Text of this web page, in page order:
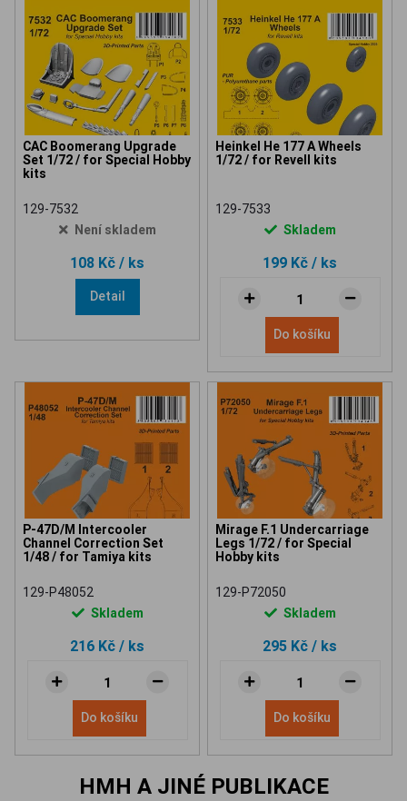
CAC Boomerang Upgrade
Set 1/72 / for Special Hobby
kits
129-7532
Není skladem
108 Kč / ks
Detail
Heinkel He 177 A Wheels
1/72 / for Revell kits
129-7533
Skladem
199 Kč / ks
Do košíku
P-47D/M Intercooler
Channel Correction Set
1/48 / for Tamiya kits
129-P48052
Skladem
216 Kč / ks
Do košíku
Mirage F.1 Undercarriage
Legs 1/72 / for Special
Hobby kits
129-P72050
Skladem
295 Kč / ks
Do košíku
HMH A JINÉ PUBLIKACE